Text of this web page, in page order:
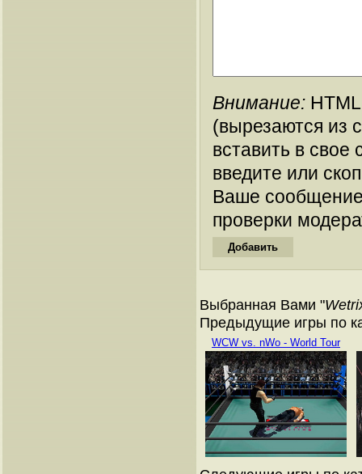
Внимание:
(вырезаются из
вставить в
введите или
Ваше
проверки
Выбранная Вами "
Предыдущие игры по
WCW vs. nWo - World Tour